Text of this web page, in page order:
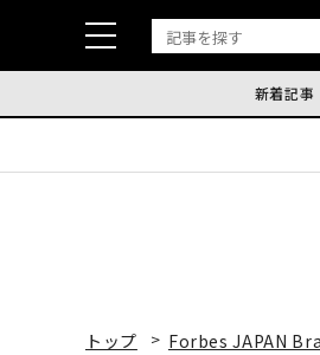
新着記事
トップ Forbes JAPAN